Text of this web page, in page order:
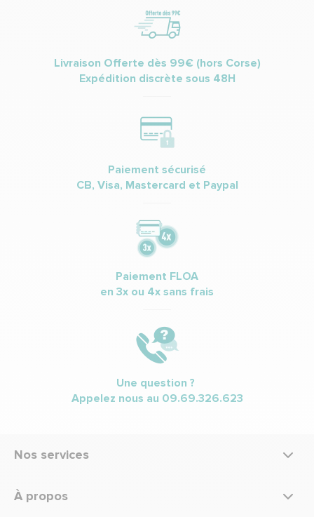
Livraison Offerte dès 99€ (hors Corse)
Expédition discrète sous 48H
Paiement sécurisé
CB, Visa, Mastercard et Paypal
Paiement FLOA
en 3x ou 4x sans frais
Une question ?
Appelez nous au 09.69.326.623
Nos services
À propos